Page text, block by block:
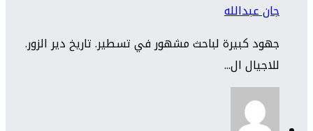
جان عبدالله
جهود كبيرة لباحث مشهور في تسطير. تاريخ دير الزور.
للاجيال ال...